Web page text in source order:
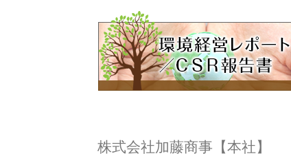
株式会社加藤商事【本社】